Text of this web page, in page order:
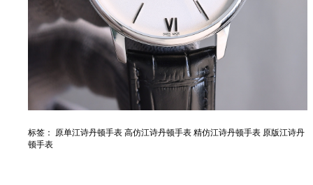
标签： 原单江诗丹顿手表 高仿江诗丹顿手表 精仿江诗丹顿手表 原版江诗丹
顿手表